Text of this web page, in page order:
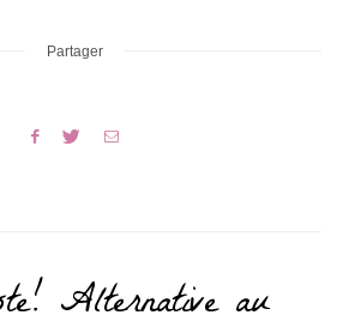
Partager